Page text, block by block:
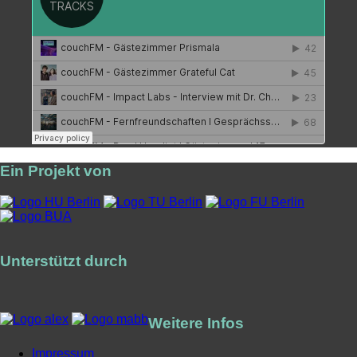
Ein Projekt von
Unterstützt durch
Weitere Infos
Impressum